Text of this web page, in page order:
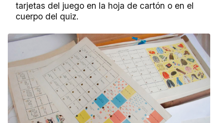
tarjetas del juego en la hoja de cartón o en el
cuerpo del quiz.